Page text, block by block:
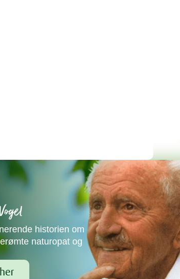
historien om
naturopat og